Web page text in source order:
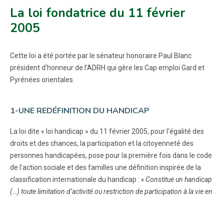
La loi fondatrice du 11 février
2005
Cette loi a été portée par le sénateur honoraire Paul Blanc
président d’honneur de l’ADRH qui gère les Cap emploi Gard et
Pyrénées orientales.
1-UNE REDÉFINITION DU HANDICAP
La loi dite « loi handicap » du 11 février 2005, pour l'égalité des
droits et des chances, la participation et la citoyenneté des
personnes handicapées, pose pour la première fois dans le code
de l’action sociale et des familles une définition inspirée de la
classification internationale du handicap : « Constitue un handicap
(…) toute limitation d’activité ou restriction de participation à la vie en